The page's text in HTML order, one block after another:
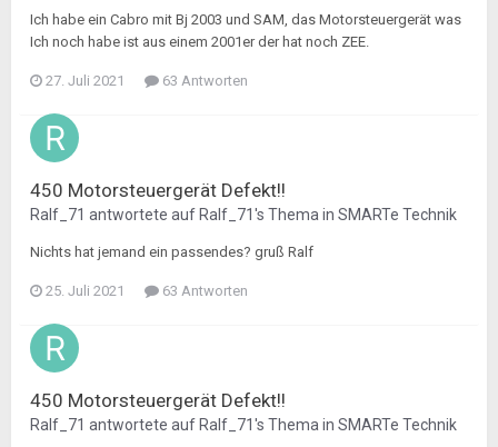
Ich habe ein Cabro mit Bj 2003 und SAM, das Motorsteuergerät was
Ich noch habe ist aus einem 2001er der hat noch ZEE.
27. Juli 2021 63 Antworten
450 Motorsteuergerät Defekt!!
Ralf_71 antwortete auf Ralf_71's Thema in SMARTe Technik
Nichts hat jemand ein passendes? gruß Ralf
25. Juli 2021 63 Antworten
450 Motorsteuergerät Defekt!!
Ralf_71 antwortete auf Ralf_71's Thema in SMARTe Technik